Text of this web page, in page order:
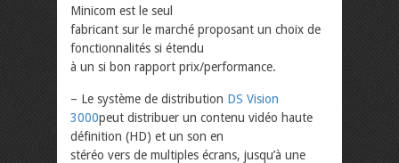
Minicom est le seul
fabricant sur le marché proposant un choix de
fonctionnalités si étendu
à un si bon rapport prix/performance.
– Le système de distribution DS Vision
3000peut distribuer un contenu vidéo haute
définition (HD) et un son en
stéréo vers de multiples écrans, jusqu’à une